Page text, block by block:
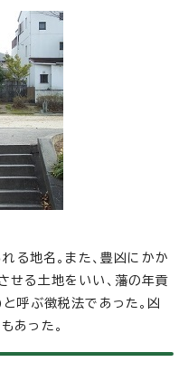
れる地名。また、豊凶にかか
せる土地をいい、藩の年貢
呼ぶ徴税法であった。凶
あった。